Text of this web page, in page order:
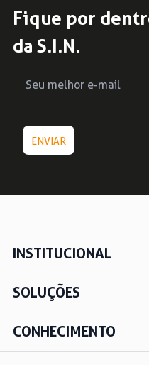
Fique por
da S.I.N.
INSTITUCIONAL
SOLUÇÕES
CONHECIMENTO